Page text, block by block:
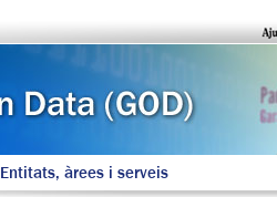
Entitats, àrees i serveis